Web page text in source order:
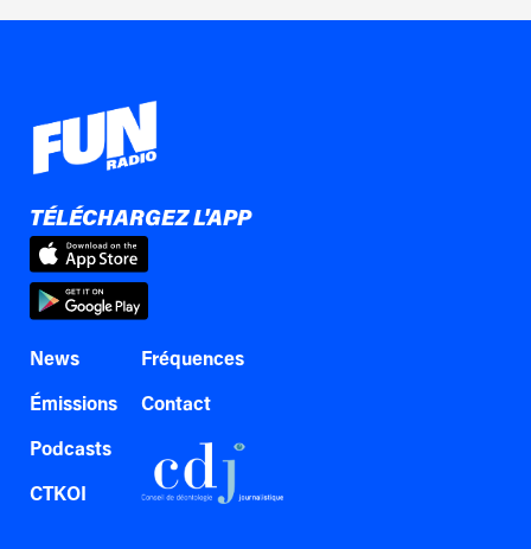
TÉLÉCHARGEZ L'APP
News
Émissions
Podcasts
CTKOI
Fréquences
Contact